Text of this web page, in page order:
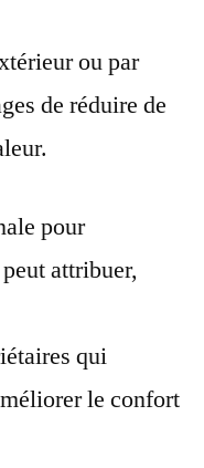
ou par
de réduire de
pour
attribuer,
qui
le confort